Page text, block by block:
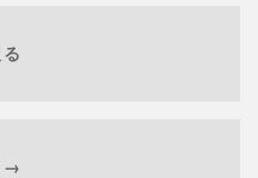
→